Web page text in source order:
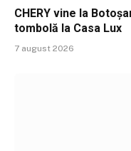
CHERY vine la
tombolă la Casa Lux
7 august 2026